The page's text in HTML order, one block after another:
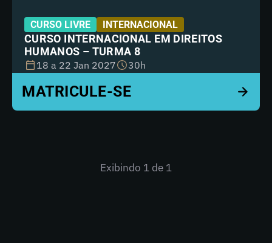
CURSO LIVRE INTERNACIONAL
CURSO INTERNACIONAL EM DIREITOS
HUMANOS – TURMA 8
18 a 22 Jan 2027 30h
Exibindo 1 de 1